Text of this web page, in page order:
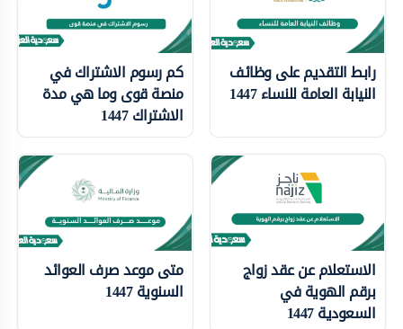
رابط التقديم على وظائف
النيابة العامة للنساء 1447
كم رسوم الاشتراك في
منصة قوى وما هي مدة
الاشتراك 1447
الاستعلام عن عقد زواج
برقم الهوية في
السعودية 1447
متى موعد صرف العوائد
السنوية 1447